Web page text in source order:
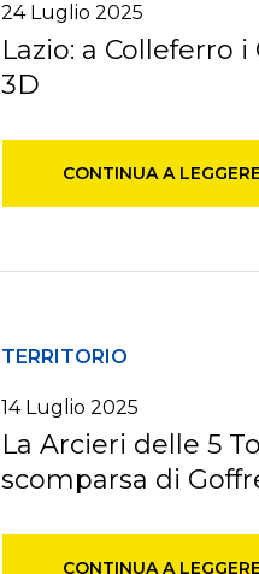
24 Luglio 2025
Lazio: a Colleferro
3D
CONTINUA A LEGGERE
TERRITORIO
14 Luglio 2025
La Arcieri delle 5
scomparsa di
CONTINUA A LEGGERE